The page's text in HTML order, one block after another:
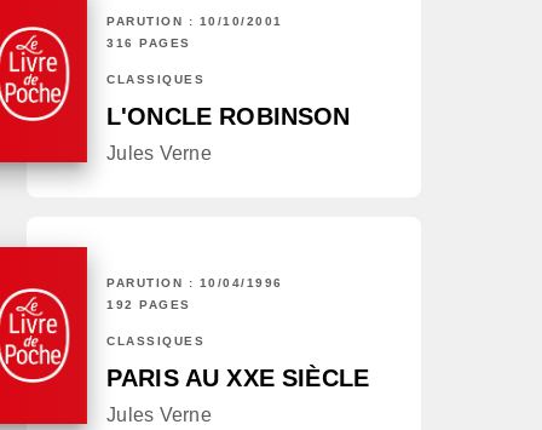
PARUTION : 10/10/2001
316 PAGES
CLASSIQUES
L'ONCLE ROBINSON
Jules Verne
PARUTION : 10/04/1996
192 PAGES
CLASSIQUES
PARIS AU XXE SIÈCLE
Jules Verne